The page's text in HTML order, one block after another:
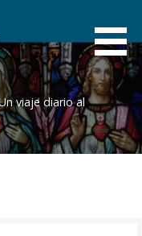
viaje diario al